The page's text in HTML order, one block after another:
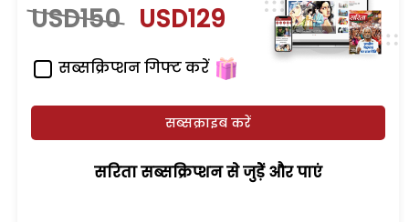
USD150 USD129
सब्सक्रिप्शन गिफ्ट करें
सब्सक्राइब करें
सरिता सब्सक्रिप्शन से जुड़ेें और पाएं